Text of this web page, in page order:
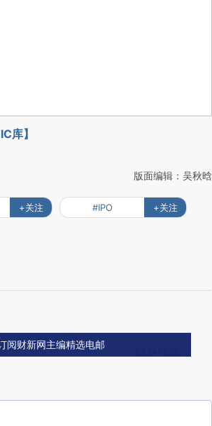
库】
版面编辑：吴秋晗
+关注 #IPO +关注
阅财新网主编精选电邮